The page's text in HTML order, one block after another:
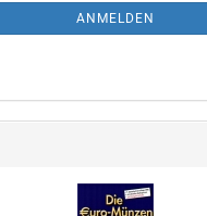
ANMELDEN